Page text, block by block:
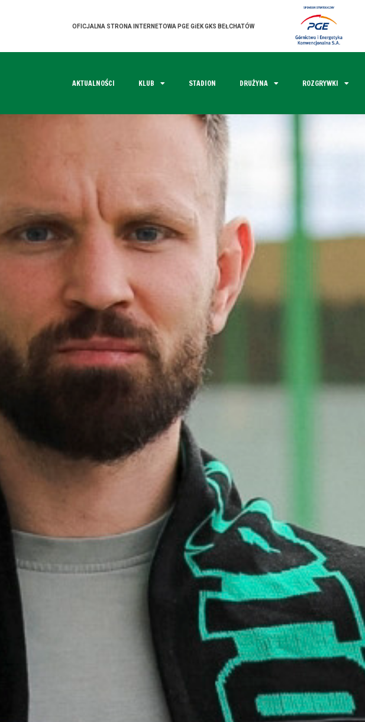
OFICJALNA STRONA INTERNETOWA PGE GiEK GKS BEŁCHATÓW
AKTUALNOŚCI KLUB STADION DRUŻYNA ROZGRYWKI